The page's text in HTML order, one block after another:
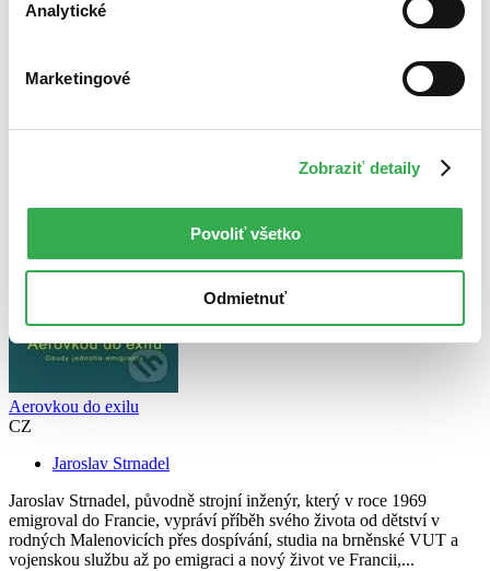
Analytické
Marketingové
Zobraziť detaily
Povoliť všetko
Odmietnuť
Najlacnejšie
V českom jazyku
Aerovkou do exilu
CZ
Jaroslav Strnadel
Jaroslav Strnadel, původně strojní inženýr, který v roce 1969
emigroval do Francie, vypráví příběh svého života od dětství v
rodných Malenovicích přes dospívání, studia na brněnské VUT a
vojenskou službu až po emigraci a nový život ve Francii,...